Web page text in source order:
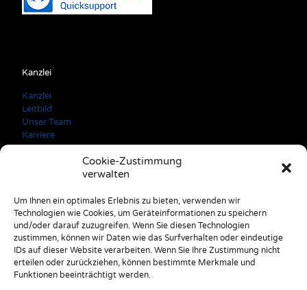
Cookie-Zustimmung
verwalten
Um Ihnen ein optimales Erlebnis zu bieten, verwenden wir
Technologien wie Cookies, um Geräteinformationen zu speichern
und/oder darauf zuzugreifen. Wenn Sie diesen Technologien
zustimmen, können wir Daten wie das Surfverhalten oder eindeutige
IDs auf dieser Website verarbeiten. Wenn Sie Ihre Zustimmung nicht
erteilen oder zurückziehen, können bestimmte Merkmale und
Funktionen beeinträchtigt werden.
Kanzlei
Kanzlei
Leitbild
Unser Team
Karriere
Kontaktdaten
A: 3150 Wilhelmsburg Färbergasse 3
E: office@stulik.at
T: +43 2746 2520